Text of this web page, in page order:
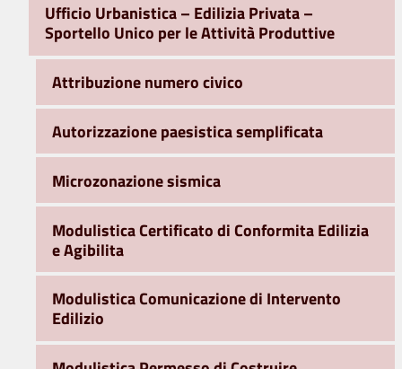
Ufficio Urbanistica – Edilizia Privata –
Sportello Unico per le Attività Produttive
Attribuzione numero civico
Autorizzazione paesistica semplificata
Microzonazione sismica
Modulistica Certificato di Conformita Edilizia
e Agibilita
Modulistica Comunicazione di Intervento
Edilizio